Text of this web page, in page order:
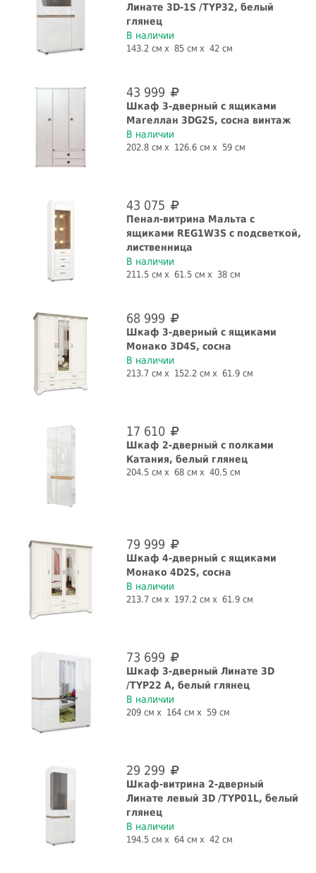
Линате 3D-1S /TYP32, белый
глянец
В наличии
143.2 см 85 см 42 см
43 999
Шкаф 3-дверный с ящиками
Магеллан 3DG2S, сосна винтаж
В наличии
202.8 см 126.6 см 59 см
43 075
Пенал-витрина Мальта с
ящиками REG1W3S с подсветкой,
лиственница
В наличии
211.5 см 61.5 см 38 см
68 999
Шкаф 3-дверный с ящиками
Монако 3D4S, сосна
В наличии
213.7 см 152.2 см 61.9 см
17 610
Шкаф 2-дверный с полками
Катания, белый глянец
204.5 см 68 см 40.5 см
79 999
Шкаф 4-дверный с ящиками
Монако 4D2S, сосна
В наличии
213.7 см 197.2 см 61.9 см
73 699
Шкаф 3-дверный Линате 3D
/TYP22 A, белый глянец
В наличии
209 см 164 см 59 см
29 299
Шкаф-витрина 2-дверный
Линате левый 3D /TYP01L, белый
глянец
В наличии
194.5 см 64 см 42 см